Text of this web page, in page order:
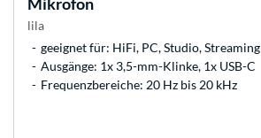
lila
geeignet für: HiFi, PC, Studio, Streaming
Ausgänge: 1x 3,5-mm-Klinke, 1x USB-C
Frequenzbereiche: 20 Hz bis 20 kHz